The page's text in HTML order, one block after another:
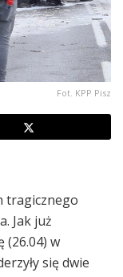
Fot. KPP Pisz
tragicznego
Jak już
(26.04) w
się dwie